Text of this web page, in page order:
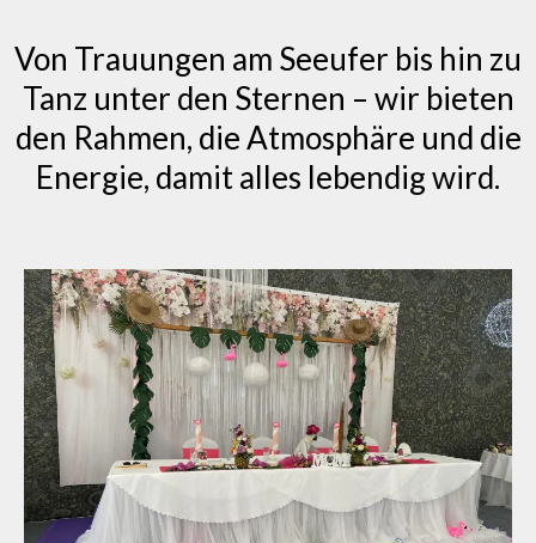
Von Trauungen am Seeufer bis hin zu
Tanz unter den Sternen – wir bieten
den Rahmen, die Atmosphäre und die
Energie, damit alles lebendig wird.